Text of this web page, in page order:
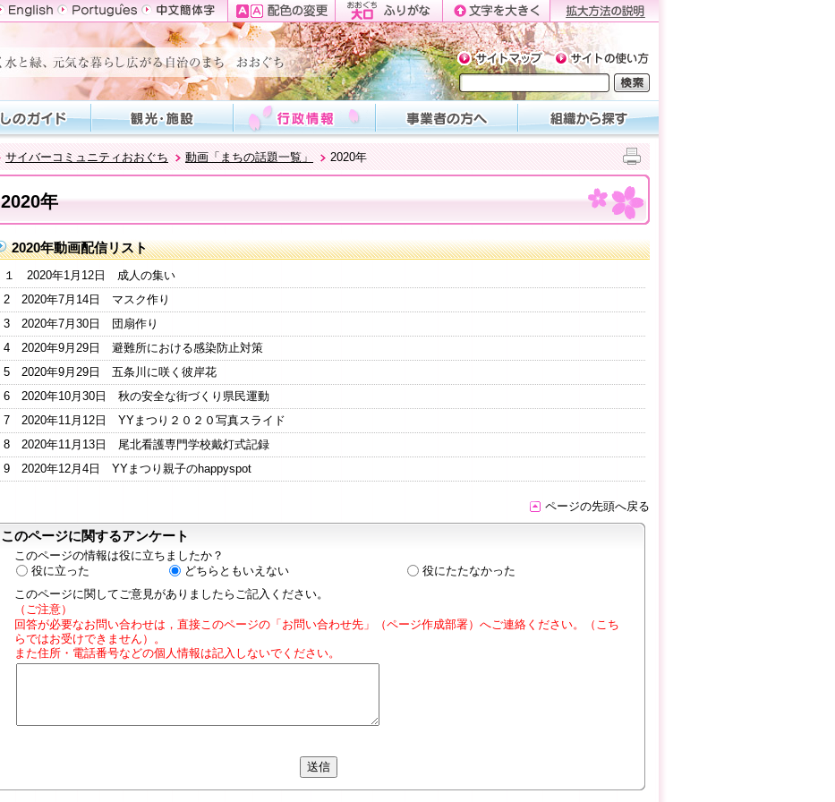
サイバーコミュニティおおぐち 動画「まちの話題一覧」 2020年
2020年
2020年動画配信リスト
１ 2020年1月12日 成人の集い
2 2020年7月14日 マスク作り
3 2020年7月30日 団扇作り
4 2020年9月29日 避難所における感染防止対策
5 2020年9月29日 五条川に咲く彼岸花
6 2020年10月30日 秋の安全な街づくり県民運動
7 2020年11月12日 YYまつり２０２０写真スライド
8 2020年11月13日 尾北看護専門学校戴灯式記録
9 2020年12月4日 YYまつり親子のhappyspot
ページの先頭へ戻る
このページに関するアンケート
このページの情報は役に立ちましたか？
役に立った
どちらともいえない
役にたたなかった
このページに関してご意見がありましたらご記入ください。
（ご注意）
回答が必要なお問い合わせは，直接このページの「お問い合わせ先」（ページ作成部署）へご連絡ください。（こち
らではお受けできません）。
また住所・電話番号などの個人情報は記入しないでください。